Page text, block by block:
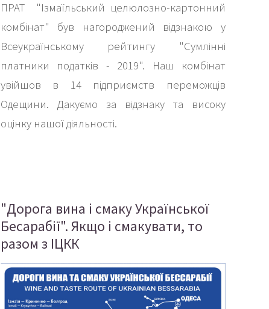
ПРАТ "Ізмаїльський целюлозно-картонний
комбінат" був нагороджений відзнакою у
Всеукраїнському рейтингу "Сумлінні
платники податків - 2019". Наш комбінат
увійшов в 14 підприємств переможців
Одещини. Дакуємо за відзнаку та високу
оцінку нашої діяльності.
"Дорога вина і смаку Української
Бесарабії". Якщо і смакувати, то
разом з ІЦКК